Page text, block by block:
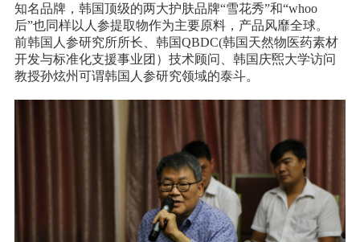
知名品牌，韩国顶级的两大护肤品牌“雪花秀”和“whoo
后”也同样以人参提取物作为主要原料，产品风靡全球。
前韩国人参研究所所长、韩国QBDC(韩国天然物医药素材
开发与标准化支援事业团）技术顾问、韩国庆煕大学访问
教授孙炫州可谓韩国人参研究领域的泰斗。